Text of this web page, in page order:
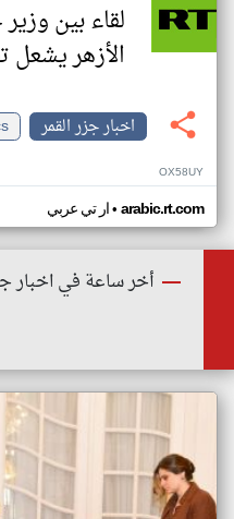
لقاء بين
الأزهر يشعل
اخبار جزر القمر
OX58UY
ار تي عربي• arabic.rt.com
أخر ساعة في اخبار